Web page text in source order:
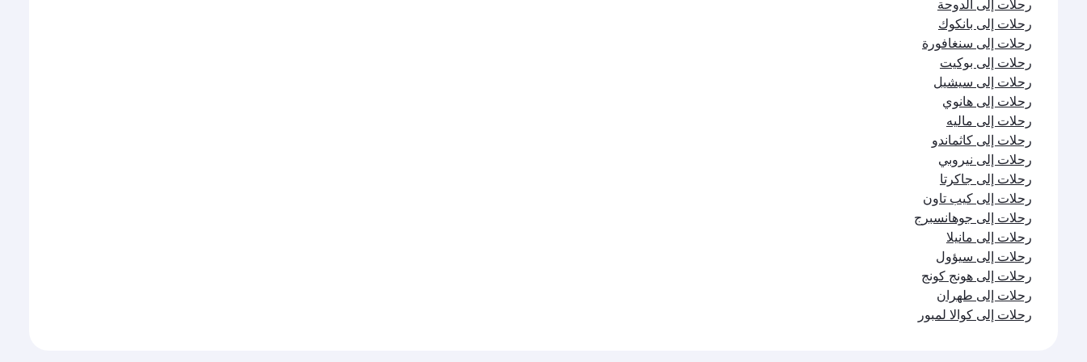
رحلات إلى الدوحة
رحلات إلى بانكوك
رحلات إلى سنغافورة
رحلات إلى بوكيت
رحلات إلى سيشيل
رحلات إلى هانوي
رحلات إلى ماليه
رحلات إلى كاثماندو
رحلات إلى نيروبي
رحلات إلى جاكرتا
رحلات إلى كيب تاون
رحلات إلى جوهانسبرج
رحلات إلى مانيلا
رحلات إلى سيؤول
رحلات إلى هونج كونج
رحلات إلى طهران
رحلات إلى كوالا لمبور